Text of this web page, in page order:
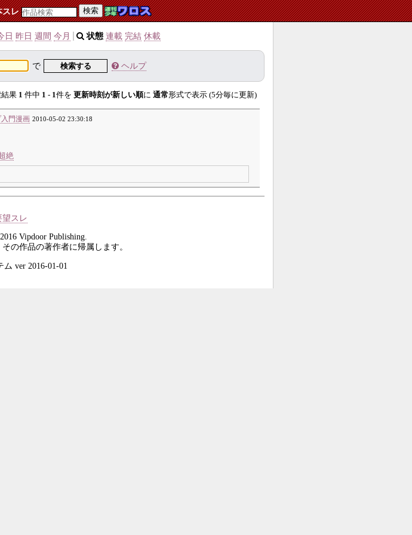
スレ 検索
日 昨日 週間 今月 状態 連載 完結 休載
で 検索する ヘルプ
果 1 件中 1 - 1件を 更新時刻が新しい順に通常形式で表示 (5分毎に更新)
門漫画 2010-05-02 23:30:18
絶
望スレ
Vipdoor Publishing.
の作品の著作者に帰属します。
ム ver 2016-01-01